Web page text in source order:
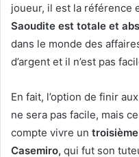
joueur, il est la référence
Saoudite est totale et
dans le monde des
d’argent et il n’est pas
En fait, l’option de finir
ne sera pas facile, mais
compte vivre un
Casemiro, qui fut son